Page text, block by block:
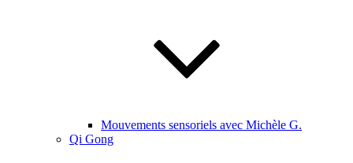
Mouvements sensoriels avec Michèle G.
Qi Gong